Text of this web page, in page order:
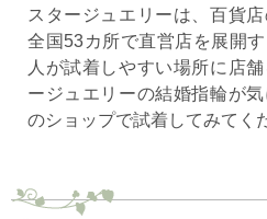
スタージュエリーは、百貨
全国53カ所で直営店を展開
人が試着しやすい場所に店
ージュエリーの結婚指輪が
のショップで試着してみてく